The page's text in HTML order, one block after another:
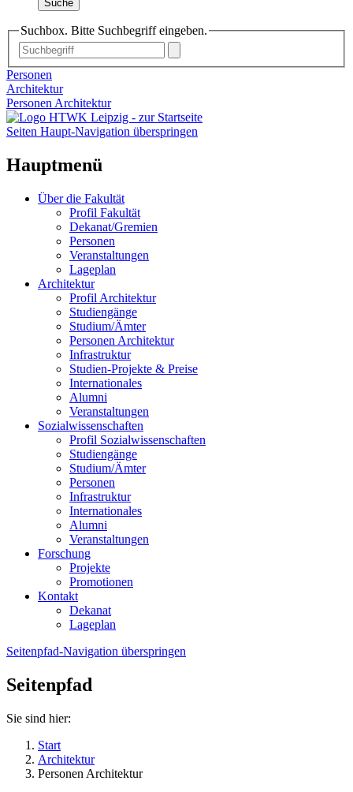
Suche
Suchbox. Bitte Suchbegriff eingeben.
Personen
Architektur
Personen Architektur
Seiten Haupt-Navigation überspringen
Hauptmenü
Über die Fakultät
Profil Fakultät
Dekanat/Gremien
Personen
Veranstaltungen
Lageplan
Architektur
Profil Architektur
Studiengänge
Studium/Ämter
Personen Architektur
Infrastruktur
Studien-Projekte & Preise
Internationales
Alumni
Veranstaltungen
Sozialwissenschaften
Profil Sozialwissenschaften
Studiengänge
Studium/Ämter
Personen
Infrastruktur
Internationales
Alumni
Veranstaltungen
Forschung
Projekte
Promotionen
Kontakt
Dekanat
Lageplan
Seitenpfad-Navigation überspringen
Seitenpfad
Sie sind hier:
Start
Architektur
Personen Architektur